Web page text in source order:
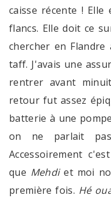
caisse récente ! Elle
flancs. Elle doit ce
chercher en Flandre
taff. J'avais une
rentrer avant
retour fut assez
batterie à une
on ne parlait
Accessoirement
que Mehdiet moi
première fois. Hé